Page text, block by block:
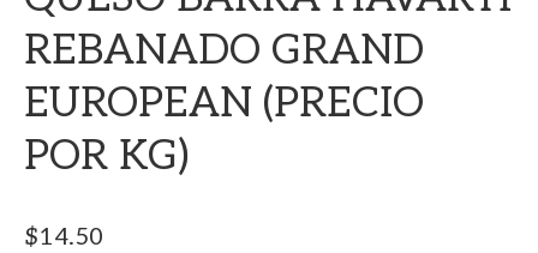
REBANADO GRAND
EUROPEAN (PRECIO
POR KG)
$14.50